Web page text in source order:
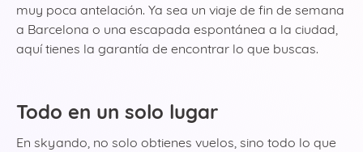
muy poca antelación. Ya sea un viaje de fin de semana
a Barcelona o una escapada espontánea a la ciudad,
aquí tienes la garantía de encontrar lo que buscas.
Todo en un solo lugar
En skyando, no solo obtienes vuelos, sino todo lo que